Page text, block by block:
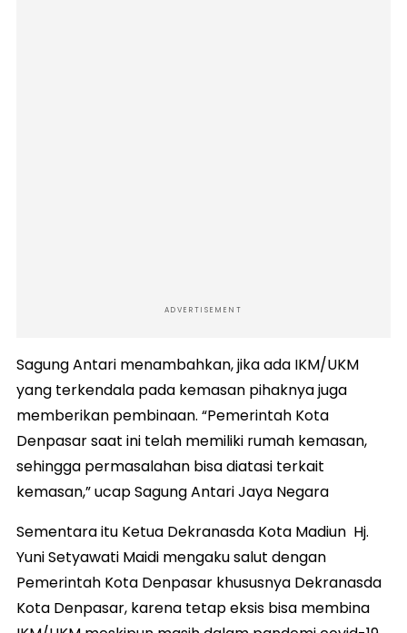
ADVERTISEMENT
Sagung Antari menambahkan, jika ada IKM/UKM
yang terkendala pada kemasan pihaknya juga
memberikan pembinaan. “Pemerintah Kota
Denpasar saat ini telah memiliki rumah kemasan,
sehingga permasalahan bisa diatasi terkait
kemasan,” ucap Sagung Antari Jaya Negara
Sementara itu Ketua Dekranasda Kota Madiun Hj.
Yuni Setyawati Maidi mengaku salut dengan
Pemerintah Kota Denpasar khususnya Dekranasda
Kota Denpasar, karena tetap eksis bisa membina